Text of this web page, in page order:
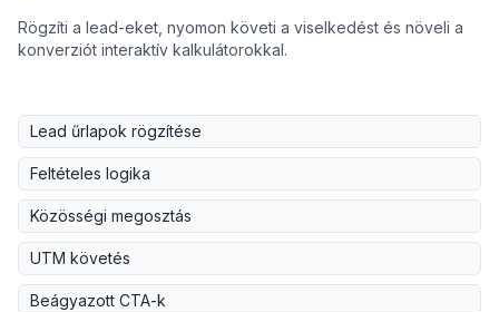
Rögzíti a lead-eket, nyomon követi a viselkedést és növeli a
konverziót interaktív kalkulátorokkal.
Lead űrlapok rögzítése
Feltételes logika
Közösségi megosztás
UTM követés
Beágyazott CTA-k